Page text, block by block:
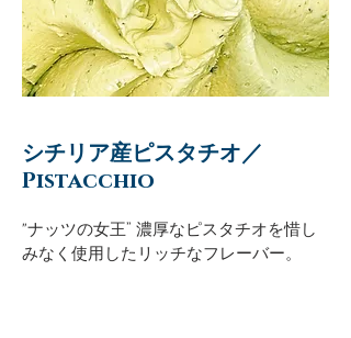
シチリア産ピスタチオ／
Pistacchio
"ナッツの女王” 濃厚なピスタチオを惜し
みなく使用したリッチなフレーバー。